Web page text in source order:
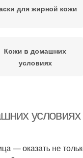
для жирной кожи
Кожи в домашних
условиях
— оказать не